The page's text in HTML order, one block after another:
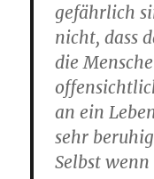
gefährlich
nicht, dass
die
an ein
sehr
Selbst